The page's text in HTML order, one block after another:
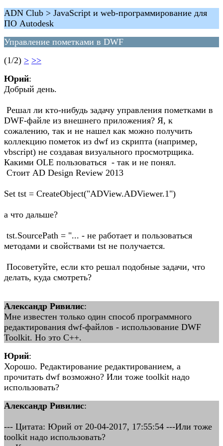
ADN Club > JavaScript и web-программирование для
ПО Autodesk
Управление пометками в DWF
(1/2) > >>
Юрий:
Добрый день.
Решал ли кто-нибудь задачу управления пометками в
DWF-файле из внешнего приложения? Я, к
сожалению, так и не нашел как можно получить
коллекцию пометок из dwf из скрипта (например,
vbscript) не создавая визуального просмотрщика.
Какими OLE пользоваться - так и не понял.
Стоит AD Design Review 2013
Set tst = CreateObject("ADView.ADViewer.1")
а что дальше?
tst.SourcePath = "... - не работает и пользоваться
методами и свойствами tst не получается.
Посоветуйте, если кто решал подобные задачи, что
делать, куда смотреть?
Александр Ривилис:
Мне известен только один способ программного
редактирования dwf-файлов - использование DWF
Toolkit. Но это C++.
Юрий:
Хорошо. Редактирование редактированием, а
прочитать dwf возможно? Или тоже toolkit надо
использовать?
Александр Ривилис:
--- Цитата: Юрий от 20-04-2017, 17:55:54 ---Или тоже
toolkit надо использовать?